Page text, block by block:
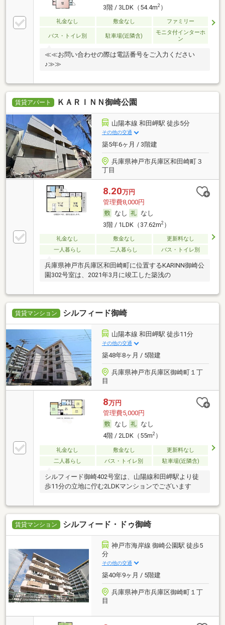
3階 / 3LDK（54.4m2）
礼金なし 敷金なし ファミリー
バス・トイレ別 駐車場(近隣含)
モニタ付インターホ
ン
≪≪お問い合わせの際は電話番号をご入力ください
♪≫≫
賃貸アパート ＫＡＲＩＮＮ御崎公園
山陽本線 和田岬駅 徒歩5分
その他の交通
築5年6ヶ月 / 3階建
兵庫県神戸市兵庫区和田崎町３
丁目
8.20万円
管理費8,000円
なし
なし
3階 / 1LDK（37.62m2）
礼金なし 敷金なし
更新料なし
一人暮らし
二人暮らし バス・トイレ別
兵庫県神戸市兵庫区和田崎町に位置するKARINN御崎公
園302号室は、2021年3月に竣工した築浅の
賃貸マンション シルフィード御崎
山陽本線 和田岬駅 徒歩11分
その他の交通
築48年8ヶ月 / 5階建
兵庫県神戸市兵庫区御崎町１丁
目
8万円
管理費5,000円
なし
なし
4階 / 2LDK（55m2）
礼金なし 敷金なし
更新料なし
二人暮らし
バス・トイレ別 駐車場(近隣含)
シルフィード御崎402号室は、山陽線和田岬駅より徒
歩11分の立地に佇む2LDKマンションでございます
賃貸マンション シルフィード・ドゥ御崎
神戸市海岸線 御崎公園駅 徒歩5
分
その他の交通
築40年9ヶ月 / 5階建
兵庫県神戸市兵庫区御崎町１丁
目